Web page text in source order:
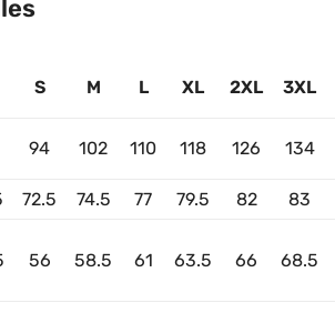
S M L XL 2XL 3XL
94 102 110 118 126 134
72.5 74.5 77 79.5 82
83
56 58.5 61 63.5 66 68.5